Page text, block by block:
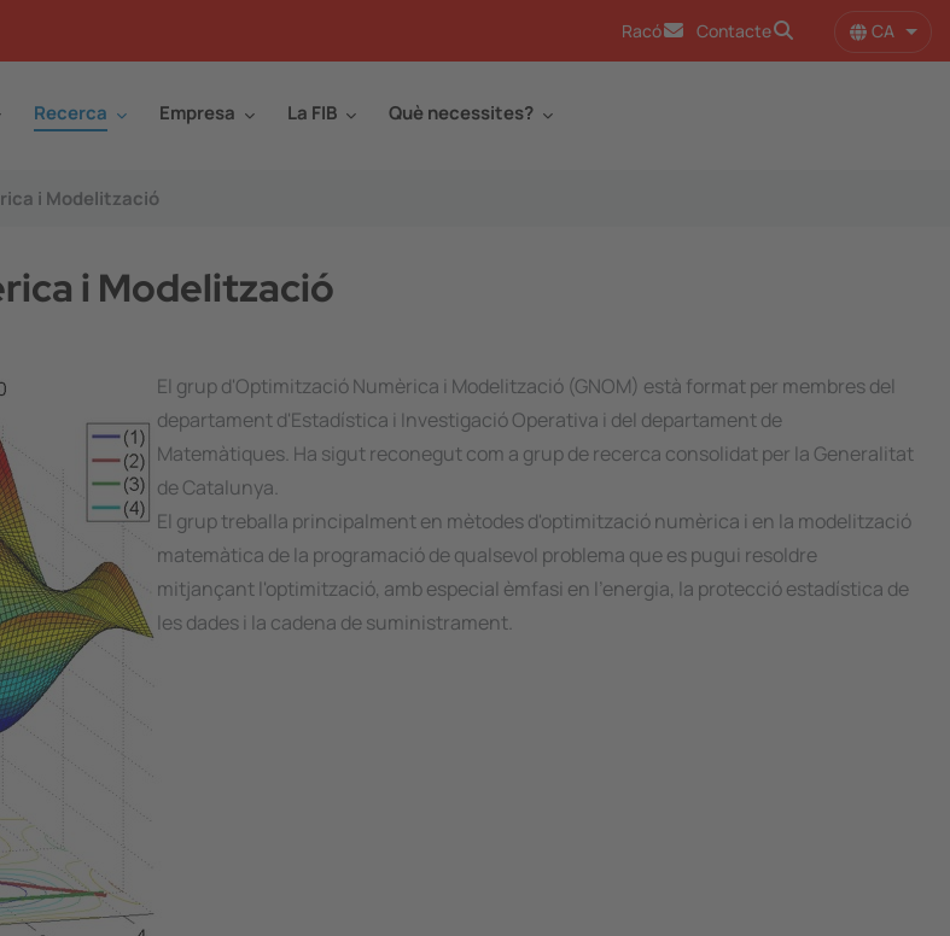
Racó Contacte CA
Recerca Empresa La FIB Què necessites?
i Modelització
i Modelització
El grup d'Optimització Numèrica i Modelització (GNOM) està format per membres del
departament d'Estadística i Investigació Operativa i del departament de
Matemàtiques. Ha sigut reconegut com a grup de recerca consolidat per la Generalitat
de Catalunya.
El grup treballa principalment en mètodes d'optimització numèrica i en la modelització
matemàtica de la programació de qualsevol problema que es pugui resoldre
mitjançant l'optimització, amb especial èmfasi en l'energia, la protecció estadística de
les dades i la cadena de suministrament.